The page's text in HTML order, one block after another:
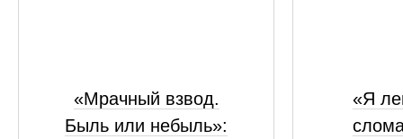
«Мрачный взвод.
Быль или небыль»:
«Я